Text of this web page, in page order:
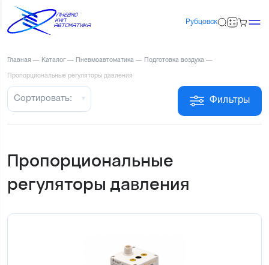
Рубцовск
Главная — Каталог — Пневмоавтоматика — Подготовка воздуха —
Пропорциональные регуляторы давления
Фильтры
Сортировать:
Пропорциональные
регуляторы давления